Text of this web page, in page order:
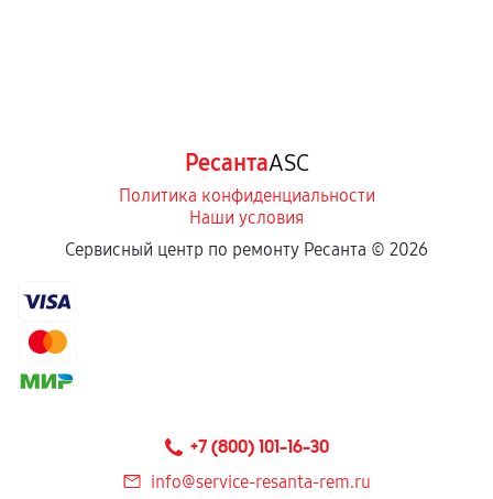
РесантаASC
Политика конфиденциальности
Наши условия
Сервисный центр по ремонту Ресанта © 2026
+7 (800) 101-16-30
info@service-resanta-rem.ru